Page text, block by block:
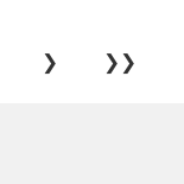
❯ ❯❯